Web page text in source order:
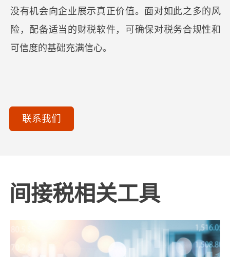
没有机会向企业展示真正价值。面对如此之多的风
险，配备适当的财税软件，可确保对税务合规性和
可信度的基础充满信心。
联系我们
间接税相关工具